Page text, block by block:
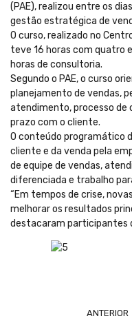
(PAE), realizou entre os
gestão estratégica de
O curso, realizado no
teve 16 horas com quatro
horas de consultoria.
Segundo o PAE, o curso
planejamento de vendas,
atendimento, processo de
prazo com o cliente.
O conteúdo programático
cliente e da venda pela
de equipe de vendas,
diferenciada e trabalho
“Em tempos de crise,
melhorar os resultados
destacaram participantes
ANTERIOR